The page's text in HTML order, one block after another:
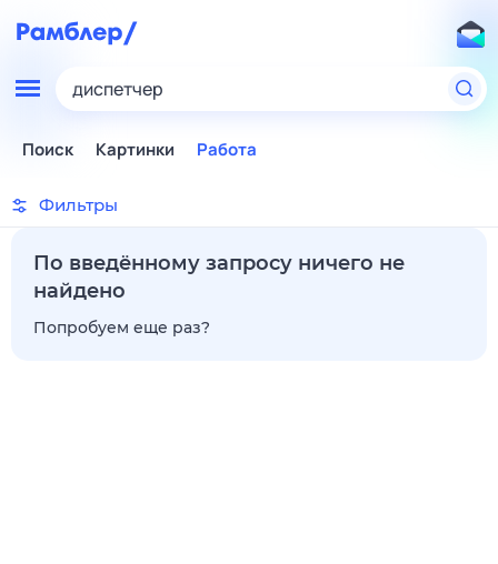
диспетчер
Поиск Картинки Работа
Фильтры
По введённому запросу ничего не
найдено
Попробуем еще раз?